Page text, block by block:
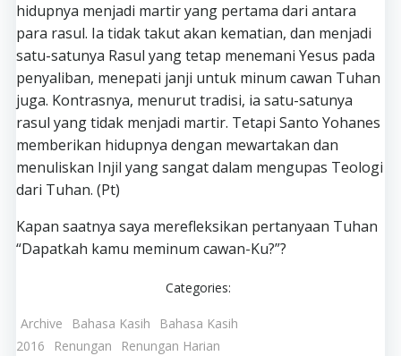
hidupnya menjadi martir yang pertama dari antara
para rasul. Ia tidak takut akan kematian, dan menjadi
satu-satunya Rasul yang tetap menemani Yesus pada
penyaliban, menepati janji untuk minum cawan Tuhan
juga. Kontrasnya, menurut tradisi, ia satu-satunya
rasul yang tidak menjadi martir. Tetapi Santo Yohanes
memberikan hidupnya dengan mewartakan dan
menuliskan Injil yang sangat dalam mengupas Teologi
dari Tuhan. (Pt)
Kapan saatnya saya merefleksikan pertanyaan Tuhan
“Dapatkah kamu meminum cawan-Ku?”?
Categories:
Archive Bahasa Kasih
Bahasa Kasih
2016
Renungan
Renungan Harian